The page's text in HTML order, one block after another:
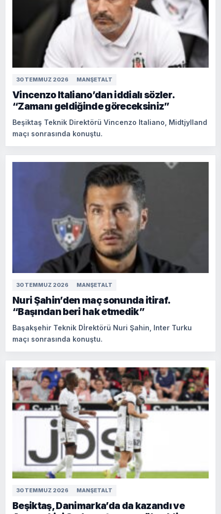
30 TEMMUZ 2026 MANŞETALT
Vincenzo Italiano’dan iddialı sözler.
“Zamanı geldiğinde göreceksiniz”
Beşiktaş Teknik Direktörü Vincenzo Italiano, Midtjylland
maçı sonrasında konuştu.
30 TEMMUZ 2026 MANŞETALT
Nuri Şahin’den maç sonunda itiraf.
“Başından beri hak etmedik”
Başakşehir Teknik Dİrektörü Nuri Şahin, Inter Turku
maçı sonrasında konuştu.
30 TEMMUZ 2026 MANŞETALT
Beşiktaş, Danimarka’da da kazandı ve